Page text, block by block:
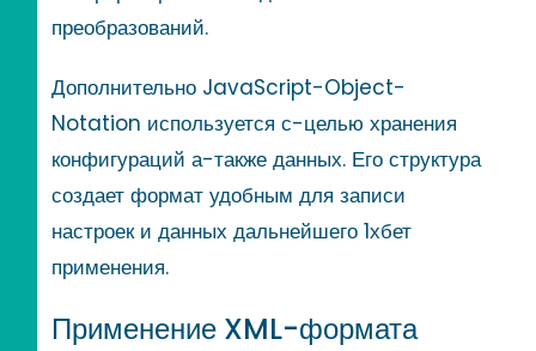
преобразований.
Дополнительно JavaScript-Object-
Notation используется с-целью хранения
конфигураций а-также данных. Его структура
создает формат удобным для записи
настроек и данных дальнейшего 1хбет
применения.
Применение XML-формата